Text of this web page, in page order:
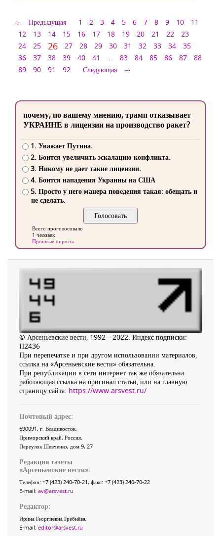
Предыдущая 1 2 3 4 5 6 7 8 9 10
11
12
13 14 15 16 17 18 19 20 21 22
23
24
25 26 27 28 29 30 31 32 33 34
35
36
37 38 39 40 41 ... 83 84 85 86 87
88
89
90 91 92 Следующая
почему, по вашему мнению, трамп отказывает
УКРАИНЕ в лицензии на производство ракет?
1. Уважает Путина.
2. Боится увеличить эскалацию конфликта.
3. Никому не дает такие лицензии.
4. Боится нападения Украины на США
5. Просто у него манера поведения такая: обещать и
не сделать.
Всего проголосовало
1 человек
Прошлые опросы
© Арсеньевские вести, 1992—2022. Индекс подписки:
П2436
При перепечатке и при другом использовании материалов,
ссылка на «Арсеньевские вести» обязательна.
При републикации в сети интернет так же обязательна
работающая ссылка на оригинал статьи, или на главную
страницу сайта: https://www.arsvest.ru/
Почтовый адрес:
690091, г. Владивосток,
Приморский край, Россия
Переулок Шевченко, дом 9, 27
Редакция газеты
«Арсеньевские вести»:
Телефон: +7 (423) 240-70-21, факс: +7 (423) 240-70-22
E-mail: av@arsvest.ru
Редактор:
Ирина Георгиевна Гребнёва,
E-mail: editor@arsvest.ru